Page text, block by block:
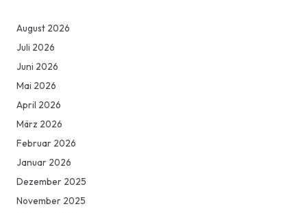
August 2026
Juli 2026
Juni 2026
Mai 2026
April 2026
März 2026
Februar 2026
Januar 2026
Dezember 2025
November 2025